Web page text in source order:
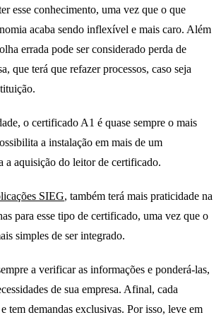
esse conhecimento, uma vez que o que
acaba sendo inflexível e mais caro. Além
errada pode ser considerado perda de
que terá que refazer processos, caso seja
o certificado A1 é quase sempre o mais
a instalação em mais de um
a aquisição do leitor de certificado.
SIEG, também terá mais praticidade na
para esse tipo de certificado, uma vez que o
simples de ser integrado.
a verificar as informações e ponderá-las,
de sua empresa. Afinal, cada
tem demandas exclusivas. Por isso, leve em